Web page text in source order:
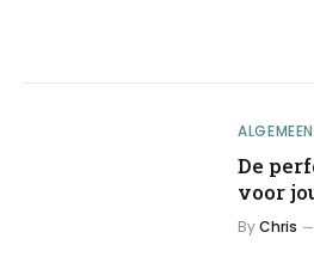
ALGEMEEN
De
voor
ByChris